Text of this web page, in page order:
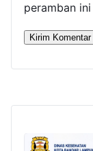
peramban